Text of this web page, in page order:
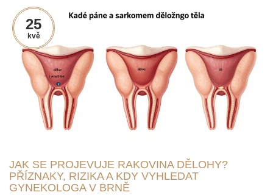
25
kvě
JAK SE PROJEVUJE RAKOVINA DĚLOHY?
PŘÍZNAKY, RIZIKA A KDY VYHLEDAT
GYNEKOLOGA V BRNĚ